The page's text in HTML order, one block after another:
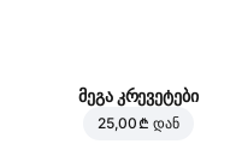
მეგა კრევეტები
25,00 ₾ დან